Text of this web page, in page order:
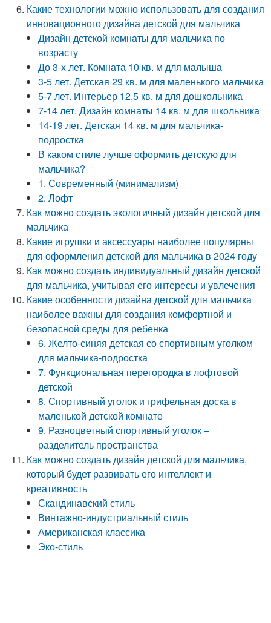
Какие технологии можно использовать для создания
инновационного дизайна детской для мальчика
Дизайн детской комнаты для мальчика по
возрасту
До 3-х лет. Комната 10 кв. м для малыша
3-5 лет. Детская 29 кв. м для маленького мальчика
5-7 лет. Интерьер 12,5 кв. м для дошкольника
7-14 лет. Дизайн комнаты 14 кв. м для школьника
14-19 лет. Детская 14 кв. м для мальчика-
подростка
В каком стиле лучше оформить детскую для
мальчика?
1. Современный (минимализм)
2. Лофт
Как можно создать экологичный дизайн детской для
мальчика
Какие игрушки и аксессуары наиболее популярны
для оформления детской для мальчика в 2024 году
Как можно создать индивидуальный дизайн детской
для мальчика, учитывая его интересы и увлечения
Какие особенности дизайна детской для мальчика
наиболее важны для создания комфортной и
безопасной среды для ребенка
6. Желто-синяя детская со спортивным уголком
для мальчика-подростка
7. Функциональная перегородка в лофтовой
детской
8. Спортивный уголок и грифельная доска в
маленькой детской комнате
9. Разноцветный спортивный уголок –
разделитель пространства
Как можно создать дизайн детской для мальчика,
который будет развивать его интеллект и
креативность
Скандинавский стиль
Винтажно-индустриальный стиль
Американская классика
Эко-стиль